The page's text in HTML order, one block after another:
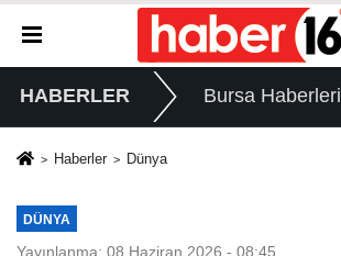
HABERLER Bursa Haberleri
Haberler Dünya
DÜNYA
Yayınlanma: 08 Haziran 2026 - 08:45